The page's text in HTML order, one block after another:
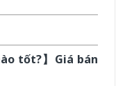
tốt?】Giá bán